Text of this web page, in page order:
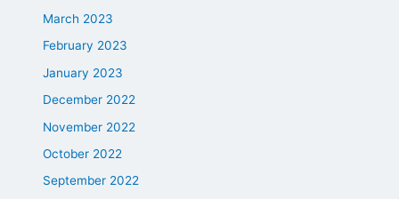
March 2023
February 2023
January 2023
December 2022
November 2022
October 2022
September 2022